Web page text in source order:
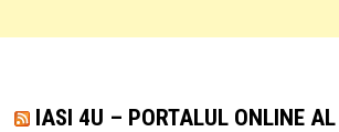
IASI 4U – PORTALUL ONLINE